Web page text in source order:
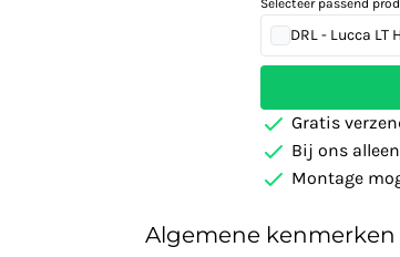
DRL - Lucca LT
Gratis
Bij ons
Montage
Algemene kenmerken